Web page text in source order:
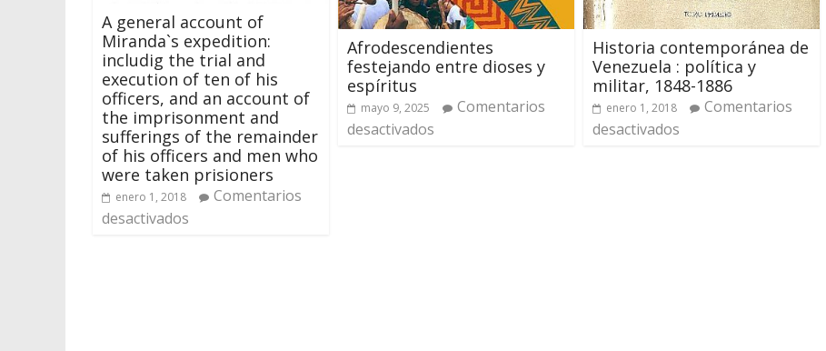
A general account of
Miranda`s expedition:
includig the trial and
execution of ten of his
officers, and an account of
the imprisonment and
sufferings of the remainder
of his officers and men who
were taken prisioners
enero 1, 2018
Comentarios
desactivados
Afrodescendientes
festejando entre dioses y
espíritus
mayo 9, 2025
Comentarios
desactivados
Historia contemporánea de
Venezuela : política y
militar, 1848-1886
enero 1, 2018
Comentarios
desactivados